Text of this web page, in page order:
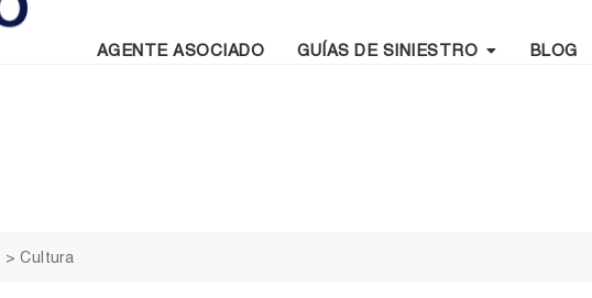
AGENTE ASOCIADO GUÍAS DE SINIESTRO BLOG
>Cultura